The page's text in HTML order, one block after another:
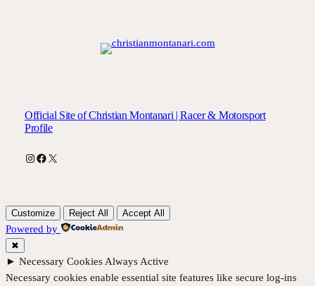
Official Site of Christian Montanari | Racer & Motorsport
Profile
Instagram
Facebook
X
Customize Reject All Accept All
Powered by
✖
► Necessary Cookies Always Active
Necessary cookies enable essential site features like secure log-ins